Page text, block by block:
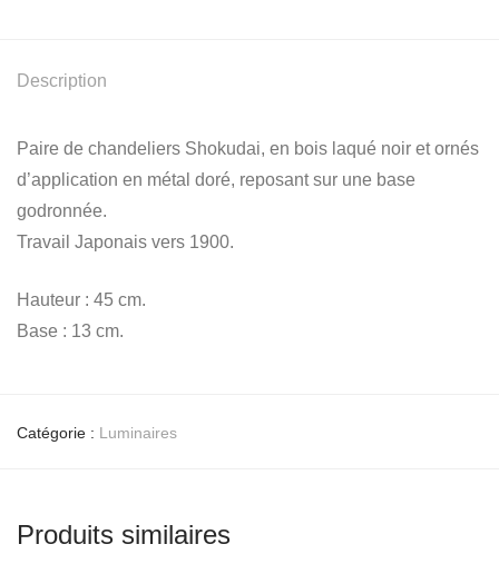
Description
Paire de chandeliers Shokudai, en bois laqué noir et ornés
d’application en métal doré, reposant sur une base
godronnée.
Travail Japonais vers 1900.
Hauteur : 45 cm.
Base : 13 cm.
Catégorie : Luminaires
Produits similaires